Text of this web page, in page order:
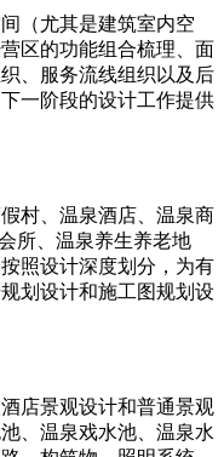
（尤其是建筑室内空
区的功能组合梳理、面
、服务流线组织以及后
一阶段的设计工作提供
村、温泉酒店、温泉商
所、温泉养生养老地
照设计深度划分，为有
划设计和施工图规划设
店景观设计和普通景观
、温泉戏水池、温泉水